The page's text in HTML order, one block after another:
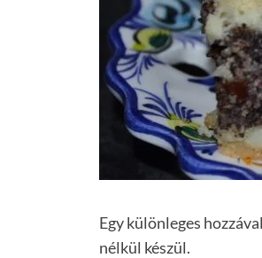
Egy különleges
nélkül készül.